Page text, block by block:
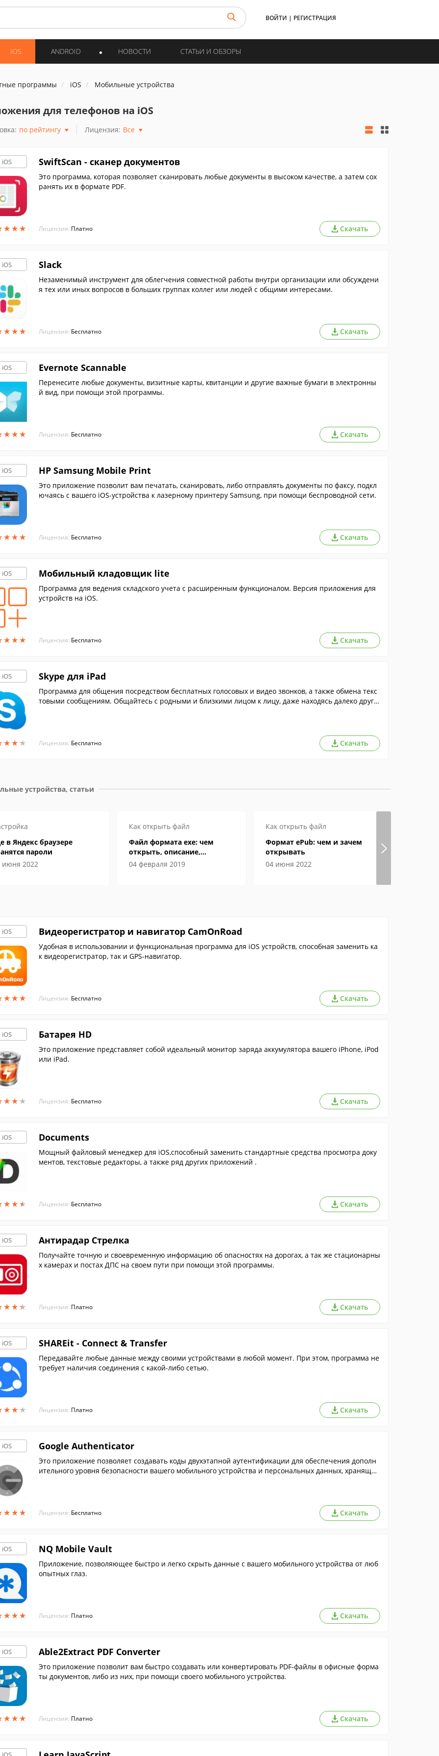
ВОЙТИ | РЕГИСТРАЦИЯ
IOS ANDROID НОВОСТИ СТАТЬИ И ОБЗОРЫ
программы iOS Мобильные устройства
для телефонов на iOS
по рейтингу Лицензия: Все
iOS
★★★
★★★
SwiftScan - сканер документов
Это программа, которая позволяет сканировать любые документы в высоком качестве, а затем сох
ранять их в формате PDF.
Лицензия: Платно Скачать
iOS
★★★
★★★
Slack
Незаменимый инструмент для облегчения совместной работы внутри организации или обсуждени
я тех или иных вопросов в больших группах коллег или людей с общими интересами.
Лицензия: Бесплатно Скачать
iOS
★★★
★★★
Evernote Scannable
Перенесите любые документы, визитные карты, квитанции и другие важные бумаги в электронны
й вид, при помощи этой программы.
Лицензия: Бесплатно Скачать
iOS
★★★
★★★
HP Samsung Mobile Print
Это приложение позволит вам печатать, сканировать, либо отправлять документы по факсу, подкл
ючаясь с вашего iOS-устройства к лазерному принтеру Samsung, при помощи беспроводной сети.
Лицензия: Бесплатно Скачать
iOS
★★★
★★★
Мобильный кладовщик lite
Программа для ведения складского учета c расширенным функционалом. Версия приложения для
устройств на iOS.
Лицензия: Бесплатно Скачать
iOS
★★★
★★★
Skype для iPad
Программа для общения посредством бесплатных голосовых и видео звонков, а также обмена текс
товыми сообщениям. Общайтесь с родными и близкими лицом к лицу, даже находясь далеко друг о
Лицензия: Бесплатно Скачать
устройства, статьи
в Яндекс браузере
пароли
июня 2022
Как открыть файл
Файл формата exe: чем
открыть, описание,
особенности
04 февраля 2019
Как открыть файл
Формат ePub: чем и зачем
открывать
04 июня 2022
iOS
★★★
★★★
Видеорегистратор и навигатор CamOnRoad
Удобная в использовании и функциональная программа для iOS устройств, способная заменить ка
к видеорегистратор, так и GPS-навигатор.
Лицензия: Бесплатно Скачать
iOS
★★★
★★★
Батарея HD
Это приложение представляет собой идеальный монитор заряда аккумулятора вашего iPhone, iPod
или iPad.
Лицензия: Бесплатно Скачать
iOS
★★★
★★★
Documents
Мощный файловый менеджер для iOS,способный заменить стандартные средства просмотра доку
ментов, текстовые редакторы, а также ряд других приложений .
Лицензия: Бесплатно Скачать
iOS
★★★
★★★
Антирадар Стрелка
Получайте точную и своевременную информацию об опасностях на дорогах, а так же стационарны
х камерах и постах ДПС на своем пути при помощи этой программы.
Лицензия: Платно Скачать
iOS
★★★
★★★
SHAREit - Connect & Transfer
Передавайте любые данные между своими устройствами в любой момент. При этом, программа не
требует наличия соединения с какой-либо сетью.
Лицензия: Платно Скачать
iOS
★★★
★★★
Google Authenticator
Это приложение позволяет создавать коды двухэтапной аутентификации для обеспечения дополн
ительного уровня безопасности вашего мобильного устройства и персональных данных, хранящих
Лицензия: Бесплатно Скачать
iOS
★★★
★★★
NQ Mobile Vault
Приложение, позволяющее быстро и легко скрыть данные с вашего мобильного устройства от люб
опытных глаз.
Лицензия: Платно Скачать
iOS
★★★
★★★
Able2Extract PDF Converter
Это приложение позволит вам быстро создавать или конвертировать PDF-файлы в офисные форма
ты документов, либо из них, при помощи своего мобильного устройства.
Лицензия: Платно Скачать